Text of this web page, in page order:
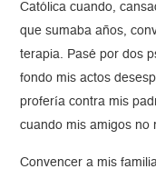
Católica cuando,
que sumaba años,
terapia. Pasé por dos
fondo mis actos
profería contra mis
cuando mis amigos no
Convencer a mis